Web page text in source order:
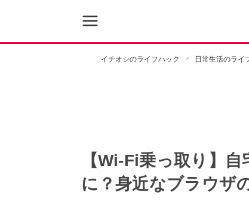
イチオシのライフハック 日常生活のライ
【Wi-Fi乗っ取り】
に？身近なブラウザ